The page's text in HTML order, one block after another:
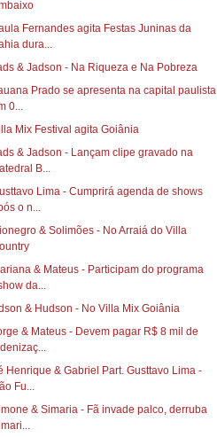
Fernandes agita Festas Juninas da
dura...
& Jadson - Na Riqueza e Na Pobreza
Prado se apresenta na capital paulista
0...
Mix Festival agita Goiânia
& Jadson - Lançam clipe gravado na
B...
Lima - Cumprirá agenda de shows
o n...
& Solimões - No Arraiá do Villa
& Mateus - Participam do programa
da...
& Hudson - No Villa Mix Goiânia
& Mateus - Devem pagar R$ 8 mil de
Henrique & Gabriel Part. Gusttavo Lima -
Fu...
& Simaria - Fã invade palco, derruba